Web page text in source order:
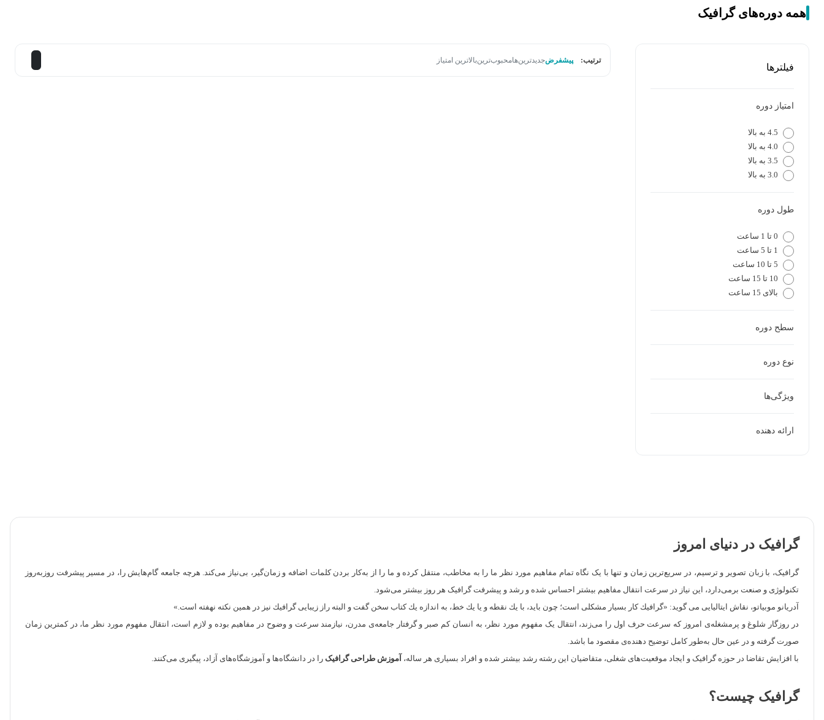
همه دوره‌های گرافیک
فیلترها
امتیاز دوره
4.5 به بالا
4.0 به بالا
3.5 به بالا
3.0 به بالا
طول دوره
0 تا 1 ساعت
1 تا 5 ساعت
5 تا 10 ساعت
10 تا 15 ساعت
بالای 15 ساعت
سطح دوره
نوع دوره
ویژگی‌ها
ارائه دهنده
ترتیب: پیشفرضجدیدترین‌هامحبوب‌ترینبالاترین امتیاز
گرافیک در دنیای امروز
گرافیک، با زبان تصویر و ترسیم، در سریع‌ترین زمان و تنها با یک نگاه تمام مفاهیم مورد نظر ما را به مخاطب، منتقل کرده و ما را از به‌کار بردن کلمات اضافه و زمان‌گیر، بی‌نیاز می‌کند. هرچه جامعه گام‌هایش را، در مسیر پیشرفت روزبه‌روز
تکنولوژی و صنعت برمی‌دارد، این نیاز در سرعت انتقال مفاهیم بیشتر احساس شده و رشد و پیشرفت گرافیک هر روز بیشتر می‌شود.
آدریانو موبیاتو، نقاش ایتالیایی می گوید: «گرافیك كار بسیار مشكلی است؛ چون باید، با یك نقطه و یا یك خط، به اندازه یك كتاب سخن گفت و البته راز زیبایی گرافیك نیز در همین نكته نهفته ‌است.»
در روزگار شلوغ و پرمشغله‌ی امروز که سرعت حرف اول را می‌زند، انتقال یک مفهوم مورد نظر، به انسان کم صبر و گرفتار جامعه‌ی مدرن، نیازمند سرعت و وضوح در مفاهیم بوده و لازم است، انتقال مفهوم مورد نظر ما، در کمترین زمان
صورت گرفته و در عین حال به‌طور کامل توضیح‌ دهنده‌ی مقصود ما باشد.
با افزایش تقاضا در حوزه گرافیک و ایجاد موقعیت‌های شغلی، متقاضیان این رشته رشد بیشتر شده و افراد بسیاری هر ساله، آموزش طراحی گرافیک را در دانشگاه‌ها و آموزشگاه‌های آزاد، پیگیری می‌کنند.
گرافیک چیست؟